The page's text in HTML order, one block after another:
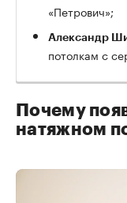
«Петрович»;
Александр
потолкам с
Почему
натяжном